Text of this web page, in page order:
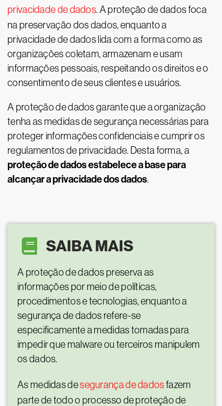
privacidade de dados. A proteção de dados foca
na preservação dos dados, enquanto a
privacidade de dados lida com a forma como as
organizações coletam, armazenam e usam
informações pessoais, respeitando os direitos e o
consentimento de seus clientes e usuários.
A proteção de dados garante que a organização
tenha as medidas de segurança necessárias para
proteger informações confidenciais e cumprir os
regulamentos de privacidade. Desta forma, a
proteção de dados estabelece a base para
alcançar a privacidade dos dados.
SAIBA MAIS
A proteção de dados preserva as
informações por meio de políticas,
procedimentos e tecnologias, enquanto a
segurança de dados refere-se
especificamente a medidas tomadas para
impedir que malware ou terceiros manipulem
os dados.
As medidas desegurança de dadosfazem
parte de todo o processo de proteção de